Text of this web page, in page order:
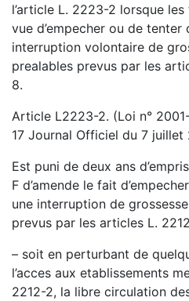
l’article L. 2223-2 lorsque
vue d’empecher ou de tenter
interruption volontaire de
prealables prevus par les
8.
Article L2223-2. (Loi n°
17 Journal Officiel du 7 juillet
Est puni de deux ans
F d’amende le fait
une interruption de
prevus par les articles L.
– soit en perturbant de
l’acces aux etablissements
2212-2, la libre circulation